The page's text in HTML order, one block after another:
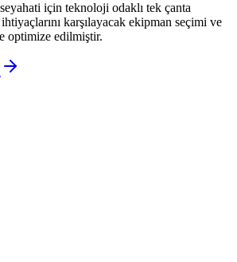
için teknoloji odaklı tek çanta
ihtiyaçlarını karşılayacak ekipman seçimi ve
optimize edilmiştir.